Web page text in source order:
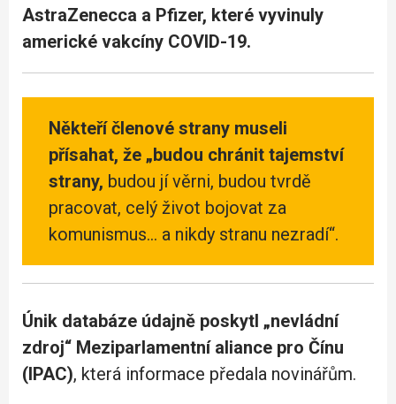
AstraZenecca a Pfizer, které vyvinuly
americké vakcíny COVID-19.
Někteří členové strany museli
přísahat, že „budou chránit tajemství
strany, budou jí věrni, budou tvrdě
pracovat, celý život bojovat za
komunismus… a nikdy stranu nezradí“.
Únik databáze údajně poskytl „nevládní
zdroj“ Meziparlamentní aliance pro Čínu
(IPAC), která informace předala novinářům.